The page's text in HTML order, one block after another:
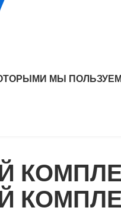
МЫ